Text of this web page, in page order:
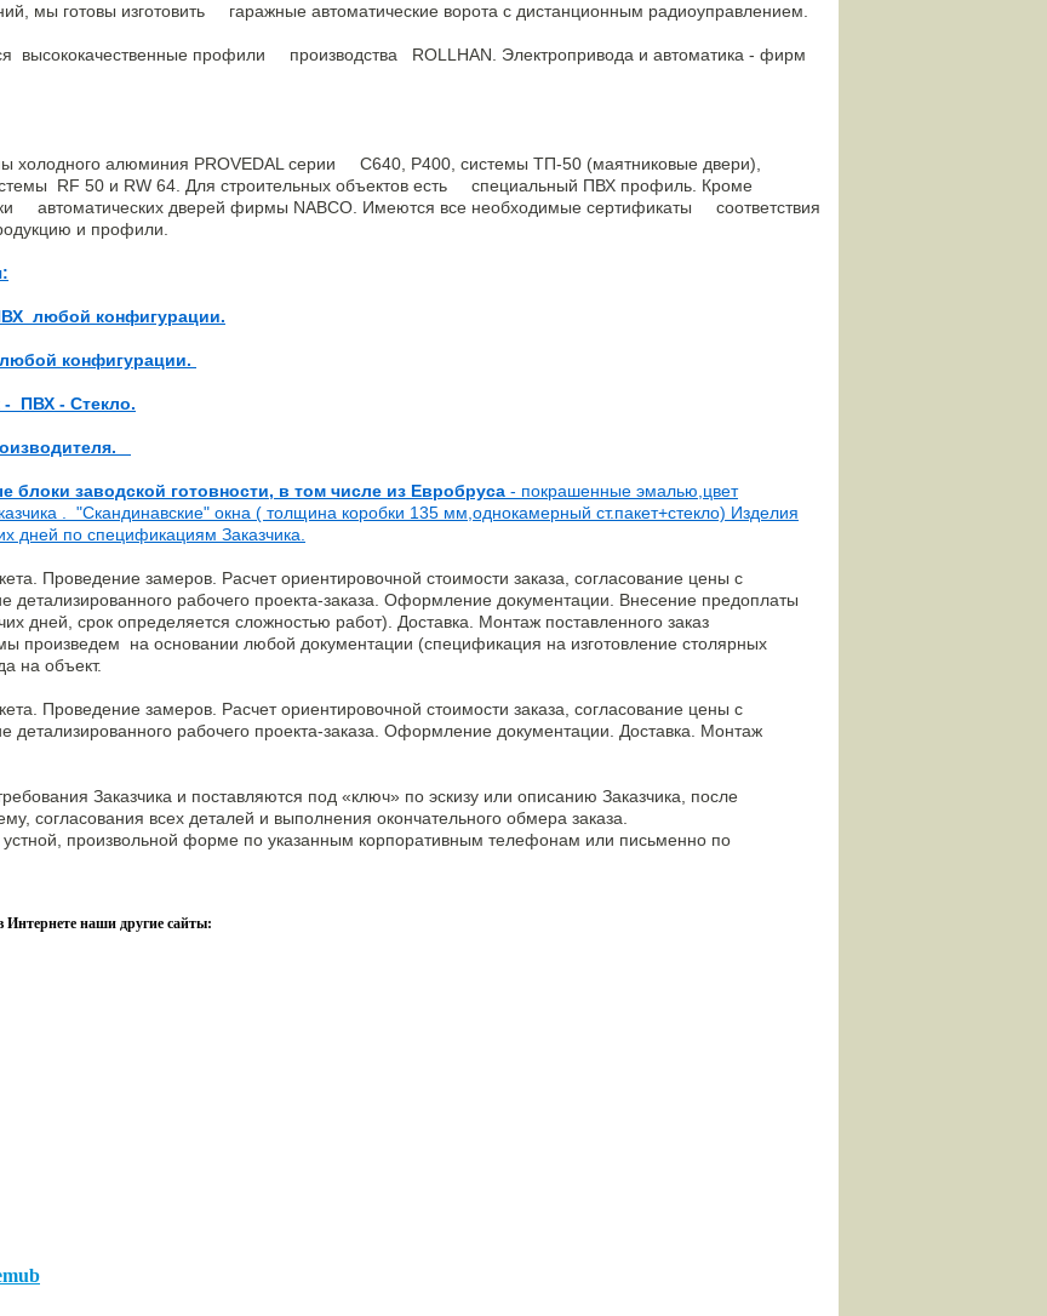
мы готовы изготовить гаражные автоматические ворота с дистанционным радиоуправлением.
высококачественные профили производства ROLLHAN. Электропривода и автоматика - фирм
холодного алюминия PROVEDAL серии С640, Р400, системы ТП-50 (маятниковые двери),
RF 50 и RW 64. Для строительных объектов есть специальный ПВХ профиль. Кроме
автоматических дверей фирмы NABCO. Имеются все необходимые сертификаты соответствия
и профили.
любой конфигурации.
конфигурации.
ПВХ - Стекло.
заводской готовности, в том числе из Евробруса - покрашенные эмалью,цвет
. "Скандинавские" окна ( толщина коробки 135 мм,однокамерный ст.пакет+стекло) Изделия
дней по спецификациям Заказчика.
Проведение замеров. Расчет ориентировочной стоимости заказа, согласование цены с
детализированного рабочего проекта-заказа. Оформление документации. Внесение предоплаты
дней, срок определяется сложностью работ). Доставка. Монтаж поставленного заказ
произведем на основании любой документации (спецификация на изготовление столярных
на объект.
Проведение замеров. Расчет ориентировочной стоимости заказа, согласование цены с
детализированного рабочего проекта-заказа. Оформление документации. Доставка. Монтаж
Заказчика и поставляются под «ключ» по эскизу или описанию Заказчика, после
согласования всех деталей и выполнения окончательного обмера заказа.
произвольной форме по указанным корпоративным телефонам или письменно по
Интернете наши другие сайты: